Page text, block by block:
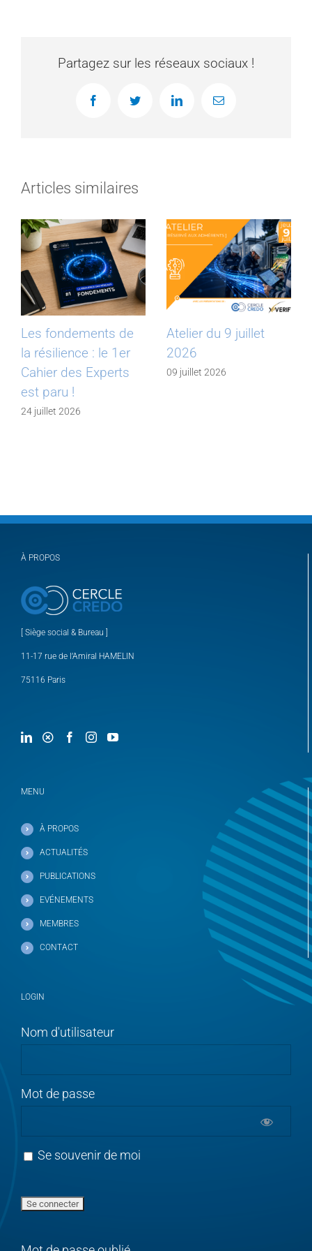
Partagez sur les réseaux sociaux !
FacebookTwitter LinkedInEmail
Articles similaires
Les fondements de
la résilience : le 1er
Cahier des Experts
est paru !
24 juillet 2026
Atelier du 9 juillet
2026
09 juillet 2026
À PROPOS
[ Siège social & Bureau ]
11-17 rue de l’Amiral HAMELIN
75116 Paris
MENU
À PROPOS
ACTUALITÉS
PUBLICATIONS
EVÉNEMENTS
MEMBRES
CONTACT
LOGIN
Nom d'utilisateur
Mot de passe
Se souvenir de moi